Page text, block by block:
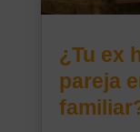
¿Tu ex
pareja